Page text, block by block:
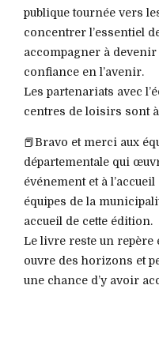
publique tournée vers
concentrer l’essentiel
accompagner à
confiance en l’avenir.
Les partenariats avec
centres de loisirs sont
📕Bravo et merci aux
départementale qui
événement et à
équipes de la
accueil de cette édition.
Le livre reste un repère
ouvre des horizons et
une chance d’y avoir